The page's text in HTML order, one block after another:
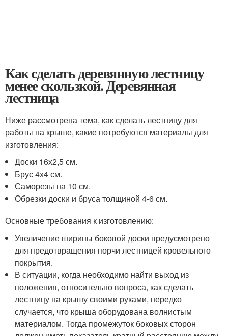
Как сделать деревянную лестницу
менее скользкой. Деревянная
лестница
Ниже рассмотрена тема, как сделать лестницу для
работы на крыше, какие потребуются материалы для
изготовления:
Доски 16х2,5 см.
Брус 4х4 см.
Саморезы на 10 см.
Обрезки доски и бруса толщиной 4-6 см.
Основные требования к изготовлению:
Увеличение ширины боковой доски предусмотрено
для предотвращения порчи лестницей кровельного
покрытия.
В ситуации, когда необходимо найти выход из
положения, относительно вопроса, как сделать
лестницу на крышу своими руками, нередко
случается, что крыша оборудована волнистым
материалом. Тогда промежуток боковых сторон